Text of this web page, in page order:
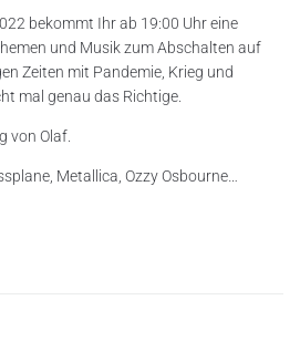
bekommt Ihr ab 19:00 Uhr eine
und Musik zum Abschalten auf
Zeiten mit Pandemie, Krieg und
mal genau das Richtige.
von Olaf.
Metallica, Ozzy Osbourne…